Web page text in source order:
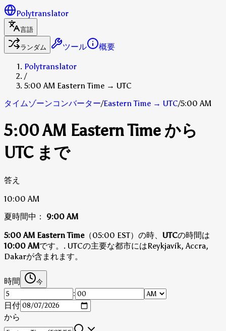
Polytranslator
言語
ランダム ツール 概要
Polytranslator
/
5:00 AM Eastern Time → UTC
タイムゾーンコンバーター/Eastern Time → UTC/5:00 AM
5:00 AM Eastern Time から
UTC まで
答え
10:00 AM
夏時間中：
9:00 AM
5:00 AM Eastern Time（05:00 EST）の時、 UTCの時間は
10:00 AMです。 . UTCの主要な都市にはReykjavík, Accra,
Dakarが含まれます。
時間 今
:
日付
から